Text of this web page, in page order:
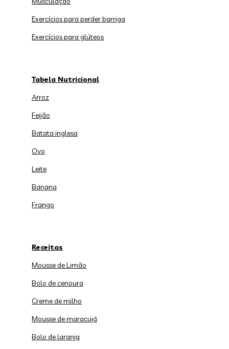
Exercícios para perder barriga
Exercícios para glúteos
Tabela Nutricional
Arroz
Feijão
Batata inglesa
Ovo
Leite
Banana
Frango
Receitas
Mousse de Limão
Bolo de cenoura
Creme de milho
Mousse de maracujá
Bolo de laranja